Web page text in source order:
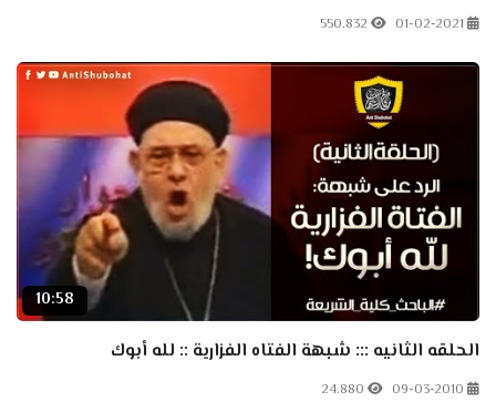
01-02-2021
550.832
10:58
الحلقه الثانيه ::: شبهة الفتاه الفزارية :: لله أبوك
09-03-2010
24.880